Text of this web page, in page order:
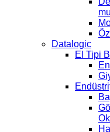
Datalogic
El Tipi